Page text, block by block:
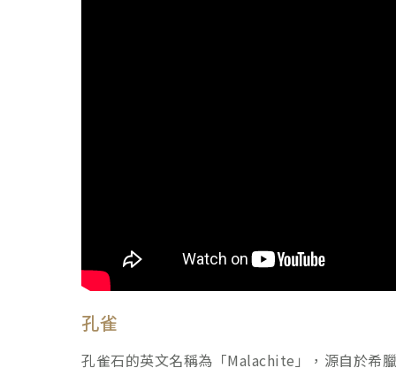
孔雀
孔雀石的英文名稱為「Malachite」，源自於希